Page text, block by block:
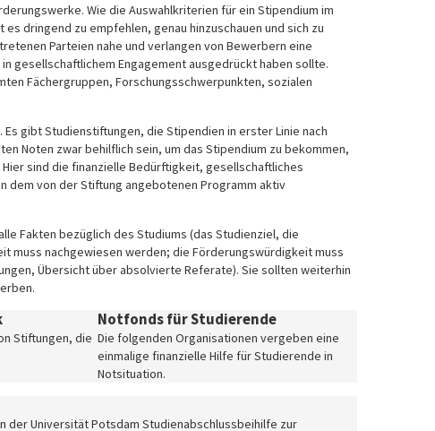
Wie die Auswahlkriterien für ein Stipendium im
dringend zu empfehlen, genau hinzuschauen und sich zu
Parteien nahe und verlangen von Bewerbern eine
gesellschaftlichem Engagement ausgedrückt haben sollte.
Fächergruppen, Forschungsschwerpunkten, sozialen
gibt Studienstiftungen, die Stipendien in erster Linie nach
Noten zwar behilflich sein, um das Stipendium zu bekommen,
sind die finanzielle Bedürftigkeit, gesellschaftliches
dem von der Stiftung angebotenen Programm aktiv
Fakten bezüglich des Studiums (das Studienziel, die
muss nachgewiesen werden; die Förderungswürdigkeit muss
Übersicht über absolvierte Referate). Sie sollten weiterhin
Stiftungen, die
Notfonds für Studierende
Die folgenden Organisationen vergeben eine
einmalige finanzielle Hilfe für Studierende in
Notsituation.
der Universität Potsdam Studienabschlussbeihilfe zur